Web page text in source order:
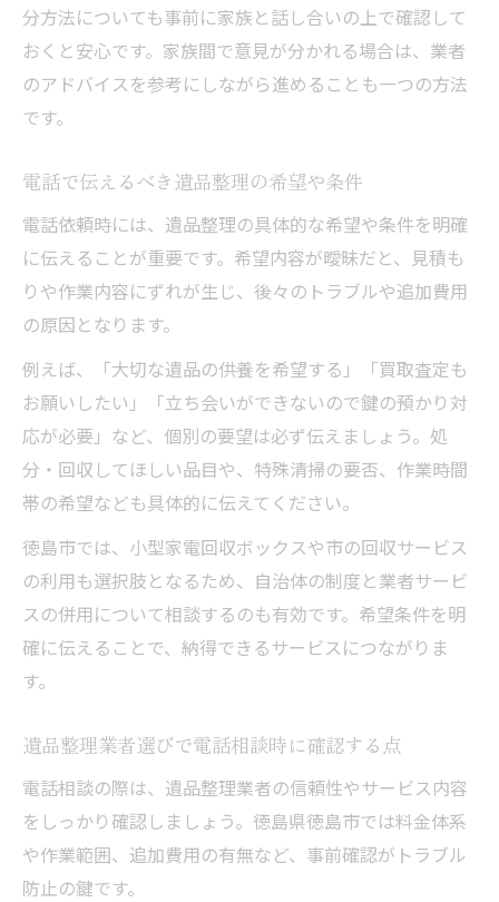
分方法についても事前に家族と話し合いの上で確認して
おくと安心です。家族間で意見が分かれる場合は、業者
のアドバイスを参考にしながら進めることも一つの方法
です。
電話で伝えるべき遺品整理の希望や条件
電話依頼時には、遺品整理の具体的な希望や条件を明確
に伝えることが重要です。希望内容が曖昧だと、見積も
りや作業内容にずれが生じ、後々のトラブルや追加費用
の原因となります。
例えば、「大切な遺品の供養を希望する」「買取査定も
お願いしたい」「立ち会いができないので鍵の預かり対
応が必要」など、個別の要望は必ず伝えましょう。処
分・回収してほしい品目や、特殊清掃の要否、作業時間
帯の希望なども具体的に伝えてください。
徳島市では、小型家電回収ボックスや市の回収サービス
の利用も選択肢となるため、自治体の制度と業者サービ
スの併用について相談するのも有効です。希望条件を明
確に伝えることで、納得できるサービスにつながりま
す。
遺品整理業者選びで電話相談時に確認する点
電話相談の際は、遺品整理業者の信頼性やサービス内容
をしっかり確認しましょう。徳島県徳島市では料金体系
や作業範囲、追加費用の有無など、事前確認がトラブル
防止の鍵です。